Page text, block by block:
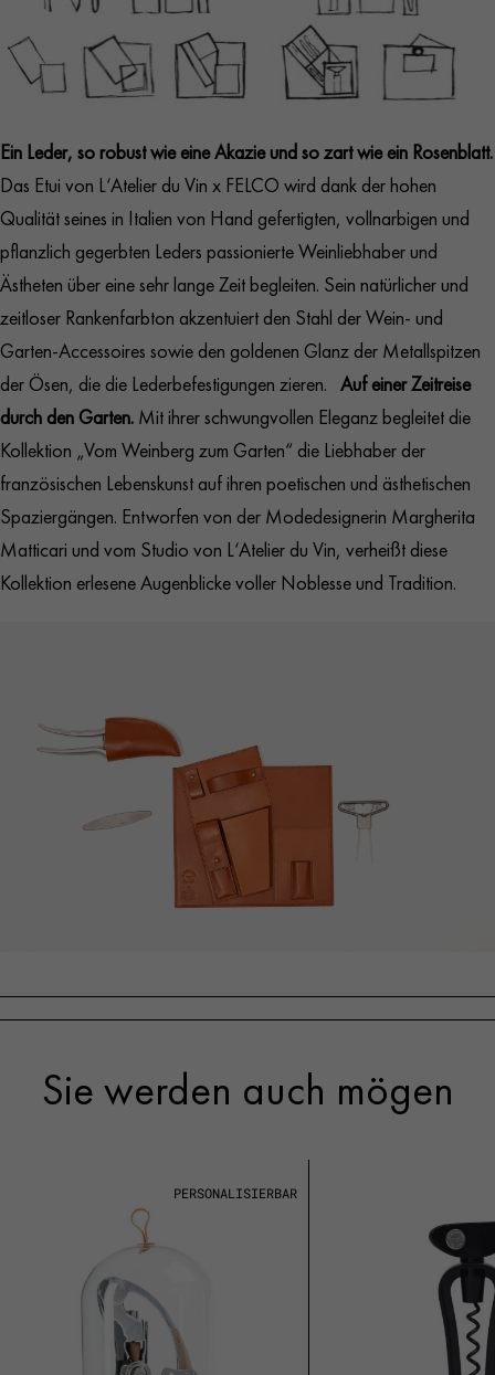
Ein Leder, so robust wie eine Akazie und so zart wie ein Rosenblatt.
Das Etui von L‘Atelier du Vin x FELCO wird dank der hohen
Qualität seines in Italien von Hand gefertigten, vollnarbigen und
pflanzlich gegerbten Leders passionierte Weinliebhaber und
Ästheten über eine sehr lange Zeit begleiten. Sein natürlicher und
zeitloser Rankenfarbton akzentuiert den Stahl der Wein- und
Garten-Accessoires sowie den goldenen Glanz der Metallspitzen
der Ösen, die die Lederbefestigungen zieren. Auf einer Zeitreise
durch den Garten. Mit ihrer schwungvollen Eleganz begleitet die
Kollektion „Vom Weinberg zum Garten“ die Liebhaber der
französischen Lebenskunst auf ihren poetischen und ästhetischen
Spaziergängen. Entworfen von der Modedesignerin Margherita
Matticari und vom Studio von L‘Atelier du Vin, verheißt diese
Kollektion erlesene Augenblicke voller Noblesse und Tradition.
Sie werden auch mögen
PERSONALISIERBAR